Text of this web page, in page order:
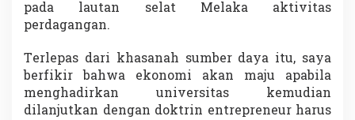
pada lautan selat Melaka aktivitas
perdagangan.
Terlepas dari khasanah sumber daya itu, saya
berfikir bahwa ekonomi akan maju apabila
menghadirkan universitas kemudian
dilanjutkan dengan doktrin entrepreneur harus